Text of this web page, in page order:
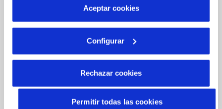
más información en nuestraPolítica de Cookies
Aceptar cookies
Configurar
Rechazar cookies
Permitir todas las cookies
MODIFICACIÓN DE DATOS
INCIDENCIAS
TODAS LAS GESTIONES